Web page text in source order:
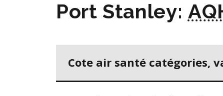
Port Stanley:
Cote air santé catégories,